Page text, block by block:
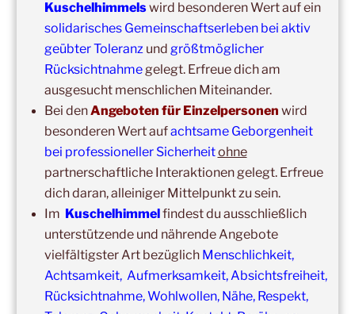
14:00–19:00,29. August 2026–Boppard
Kuschelhimmel 5h Kuscheln
15:00– 20:00,12. September 2026 –
Erbach/Rheingau Kuschelhimmel 5h Kuscheln
Ganztags,13. September 2026–Jahresgruppe
Ausbildung Berührungs- und Kuscheltrainer*in
14:00 –19:00,19. September 2026–Marburg
Kuschelhimmel 5h mit Klangschalenbegleitung
Wochenend-Event,26. September 2026 –27.
September 2026– Wochenende für 2:1 Ausbildung
14:00 – 20:00 ,3. Oktober 2026 –Oberursel
Kuschelhimmel 6h
Kuschelhimmelswird besonderen Wert auf ein
solidarisches Gemeinschaftserleben bei aktiv
geübter Toleranz und größtmöglicher
Rücksichtnahmegelegt. Erfreue dich am
ausgesucht menschlichen Miteinander.
Bei denAngeboten für Einzelpersonen wird
besonderen Wert aufachtsame Geborgenheit
bei professioneller Sicherheitohne
partnerschaftliche Interaktionen gelegt. Erfreue
dich daran, alleiniger Mittelpunkt zu sein.
Im Kuschelhimmelfindest du ausschließlich
unterstützende und nährende Angebote
vielfältigster Art bezüglich Menschlichkeit,
Achtsamkeit, Aufmerksamkeit, Absichtsfreiheit,
Rücksichtnahme, Wohlwollen, Nähe, Respekt,